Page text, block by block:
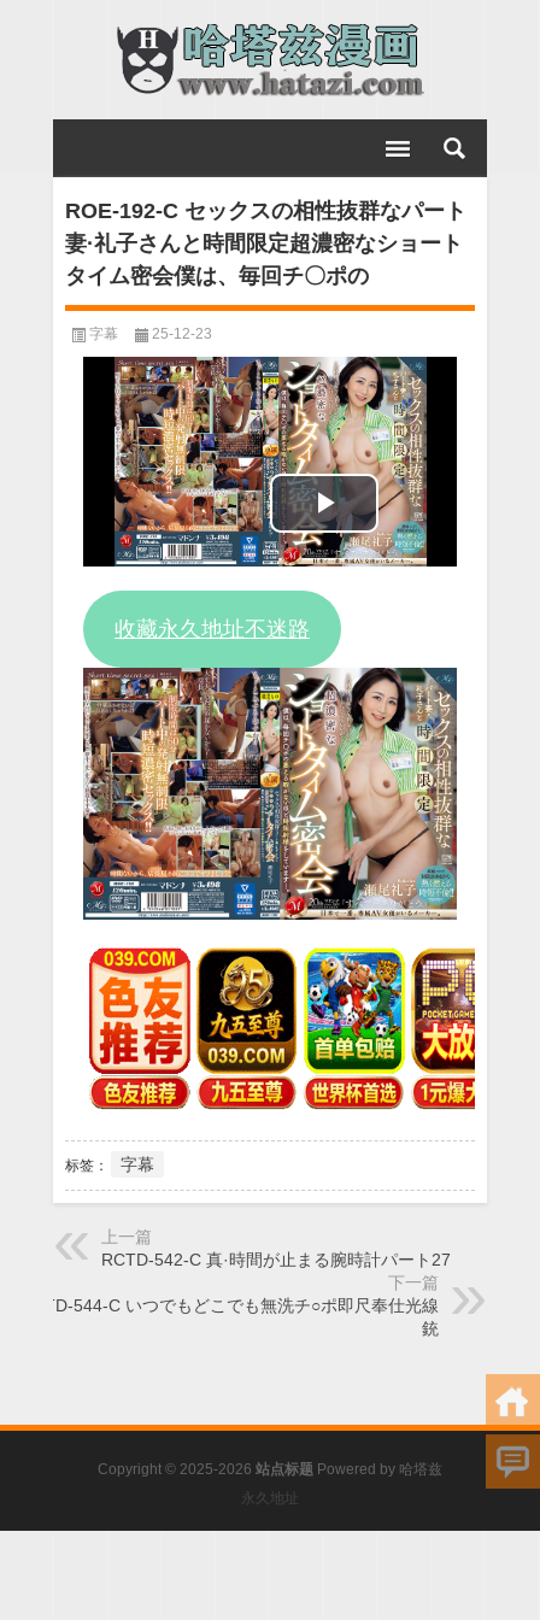
ROE-192-C セックスの相性抜群なパート
妻·礼子さんと時間限定超濃密なショート
タイム密会僕は、毎回チ〇ポの
字幕 25-12-23
Play
收藏永久地址不迷路
标签： 字幕
上一篇
RCTD-542-C 真·時間が止まる腕時計パート27
下一篇
RCTD-544-C いつでもどこでも無洗チ○ポ即尺奉仕光線
銃
Copyright © 2025-2026 站点标题 Powered by 哈塔兹
永久地址